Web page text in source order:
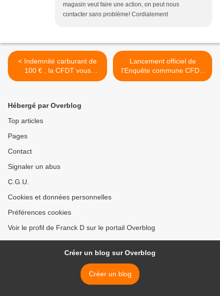
magasin veut faire une action, on peut nous
contacter sans problème! Cordialement
< Indemnité carburant de
100 € , la CFDT vous
informe!
Lancement officiel de
l'Enquête commune CFDT
Auchan et Carrefour Market
Hébergé par Overblog
Top articles
Pages
Contact
Signaler un abus
C.G.U.
Cookies et données personnelles
Préférences cookies
Voir le profil de Franck D sur le portail Overblog
Créer un blog sur Overblog
Créer un blog